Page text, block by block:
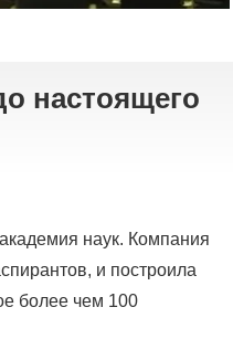
настоящего
наук. Компания
и построила
более чем 100